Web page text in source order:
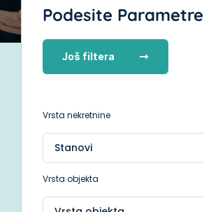
Podesite Parametre
Još filtera
Vrsta nekretnine
Vrsta objekta